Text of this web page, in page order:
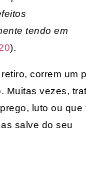
tendo em
).
correm um
Muitas vezes,
luto ou que
salve do seu